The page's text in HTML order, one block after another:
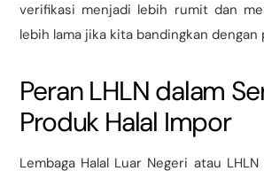
verifikasi menjadi lebih rumit dan
lebih lama jika kita bandingkan dengan
Peran LHLN dalam
Produk Halal Impor
Lembaga Halal Luar Negeri atau